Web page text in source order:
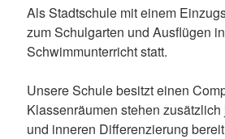
Als Stadtschule mit einem
zum Schulgarten und Ausflügen
Schwimmunterricht statt.
Unsere Schule besitzt einen
Klassenräumen stehen
und inneren Differenzierung